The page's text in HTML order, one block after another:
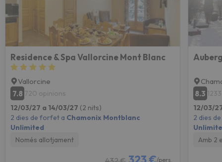
Residence & Spa Vallorcine Mont Blanc
Vallorcine
7.8 720 opinions
12/03/27 a 14/03/27 (2 nits)
2 dies de forfet a Chamonix Montblanc
Unlimited
Només allotjament
/pers.
8.3
12/03/
2 dies
Amb 2